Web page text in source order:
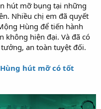
hút mỡ bụng tại những
Nhiều chị em đã quyết
Hùng để tiến hành
không hiện đại. Và đã có
an toàn tuyệt đối.
hút mỡ có tốt